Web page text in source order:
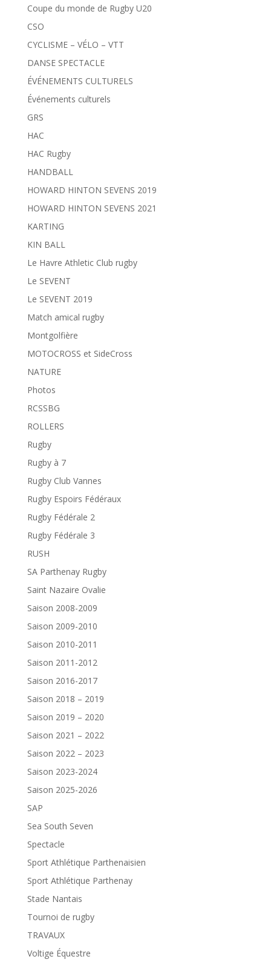
Coupe du monde de Rugby U20
CSO
CYCLISME – VÉLO – VTT
DANSE SPECTACLE
ÉVÉNEMENTS CULTURELS
Événements culturels
GRS
HAC
HAC Rugby
HANDBALL
HOWARD HINTON SEVENS 2019
HOWARD HINTON SEVENS 2021
KARTING
KIN BALL
Le Havre Athletic Club rugby
Le SEVENT
Le SEVENT 2019
Match amical rugby
Montgolfière
MOTOCROSS et SideCross
NATURE
Photos
RCSSBG
ROLLERS
Rugby
Rugby à 7
Rugby Club Vannes
Rugby Espoirs Fédéraux
Rugby Fédérale 2
Rugby Fédérale 3
RUSH
SA Parthenay Rugby
Saint Nazaire Ovalie
Saison 2008-2009
Saison 2009-2010
Saison 2010-2011
Saison 2011-2012
Saison 2016-2017
Saison 2018 – 2019
Saison 2019 – 2020
Saison 2021 – 2022
Saison 2022 – 2023
Saison 2023-2024
Saison 2025-2026
SAP
Sea South Seven
Spectacle
Sport Athlétique Parthenaisien
Sport Athlétique Parthenay
Stade Nantais
Tournoi de rugby
TRAVAUX
Voltige Équestre